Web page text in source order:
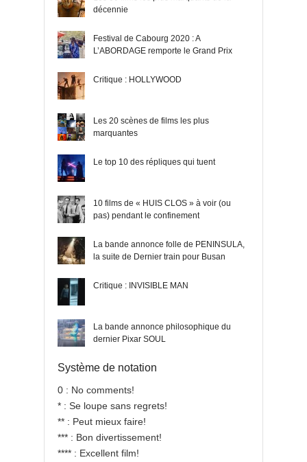
décennie
Festival de Cabourg 2020 : A
L’ABORDAGE remporte le Grand Prix
Critique : HOLLYWOOD
Les 20 scènes de films les plus
marquantes
Le top 10 des répliques qui tuent
10 films de « HUIS CLOS » à voir (ou
pas) pendant le confinement
La bande annonce folle de PENINSULA,
la suite de Dernier train pour Busan
Critique : INVISIBLE MAN
La bande annonce philosophique du
dernier Pixar SOUL
Système de notation
0 : No comments!
* : Se loupe sans regrets!
** : Peut mieux faire!
*** : Bon divertissement!
**** : Excellent film!